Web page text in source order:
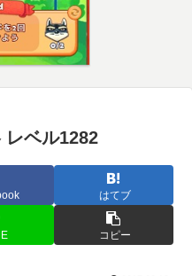
レベル1282
はてブ
コピー